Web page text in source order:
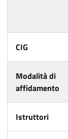
CIG
Modalità di
affidamento
Istruttori